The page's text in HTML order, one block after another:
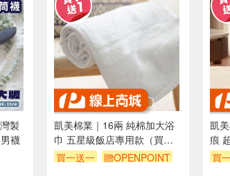
製
襪
凱美棉業｜16兩 純棉加大浴
巾 五星級飯店專用款（買一
送一，雙數2/4/6..下單）
買一送一 贈OPENPOINT
凱
痕
雙
買